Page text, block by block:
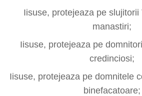
Iisuse, protejeaza pe slujitorii
manastiri;
Iisuse, protejeaza pe
credinciosi;
Iisuse, protejeaza pe domnitele
binefacatoare;